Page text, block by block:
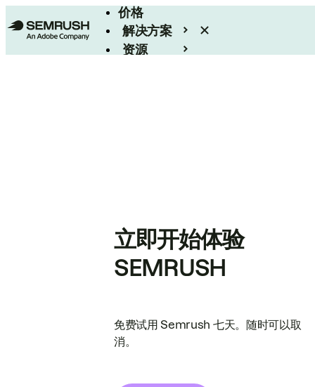
价格
解决方案
资源
立即开始体验
SEMRUSH
免费试用 Semrush 七天。随时可以取
消。